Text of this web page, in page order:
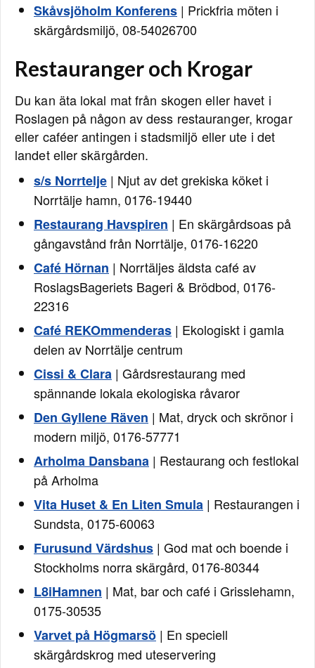
Skåvsjöholm Konferens | Prickfria möten i
skärgårdsmiljö, 08-54026700
Restauranger och Krogar
Du kan äta lokal mat från skogen eller havet i
Roslagen på någon av dess restauranger, krogar
eller caféer antingen i stadsmiljö eller ute i det
landet eller skärgården.
s/s Norrtelje | Njut av det grekiska köket i
Norrtälje hamn, 0176-19440
Restaurang Havspiren | En skärgårdsoas på
gångavstånd från Norrtälje, 0176-16220
Café Hörnan | Norrtäljes äldsta café av
RoslagsBageriets Bageri & Brödbod, 0176-
22316
Café REKOmmenderas | Ekologiskt i gamla
delen av Norrtälje centrum
Cissi & Clara | Gårdsrestaurang med
spännande lokala ekologiska råvaror
Den Gyllene Räven | Mat, dryck och skrönor i
modern miljö, 0176-57771
Arholma Dansbana | Restaurang och festlokal
på Arholma
Vita Huset & En Liten Smula | Restaurangen i
Sundsta, 0175-60063
Furusund Värdshus | God mat och boende i
Stockholms norra skärgård, 0176-80344
L8iHamnen | Mat, bar och café i Grisslehamn,
0175-30535
Varvet på Högmarsö | En speciell
skärgårdskrog med uteservering